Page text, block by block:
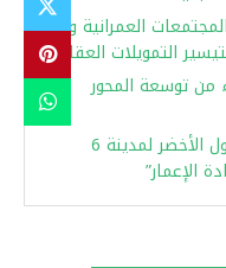
العمرانية و
التمويلات العقارية
من توسعة المحور
“الإسكان” تُعلن تدشين خطة التحول الأخضر لمدينة 6
الإعمار”